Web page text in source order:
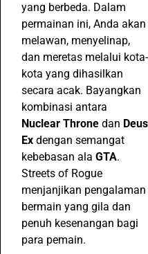
yang berbeda. Dalam
permainan ini, Anda akan
melawan, menyelinap,
dan meretas melalui kota-
kota yang dihasilkan
secara acak. Bayangkan
kombinasi antara
Nuclear Throne dan Deus
Ex dengan semangat
kebebasan ala GTA.
Streets of Rogue
menjanjikan pengalaman
bermain yang gila dan
penuh kesenangan bagi
para pemain.